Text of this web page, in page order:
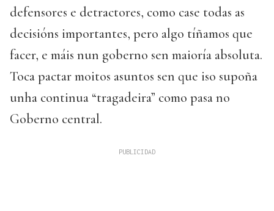
defensores e detractores, como case todas as
decisións importantes, pero algo tíñamos que
facer, e máis nun goberno sen maioría absoluta.
Toca pactar moitos asuntos sen que iso supoña
unha continua “tragadeira” como pasa no
Goberno central.